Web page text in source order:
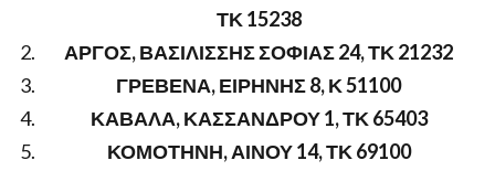
ΤΚ 15238
ΑΡΓΟΣ, ΒΑΣΙΛΙΣΣΗΣ ΣΟΦΙΑΣ 24, ΤΚ 21232
ΓΡΕΒΕΝΑ, ΕΙΡΗΝΗΣ 8, Κ 51100
ΚΑΒΑΛΑ, ΚΑΣΣΑΝΔΡΟΥ 1, ΤΚ 65403
ΚΟΜΟΤΗΝΗ, ΑΙΝΟΥ 14, ΤΚ 69100